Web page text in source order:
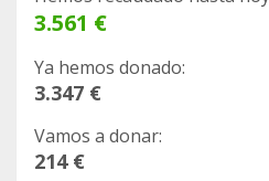
3.561 €
Ya hemos donado:
3.347 €
Vamos a donar:
214 €